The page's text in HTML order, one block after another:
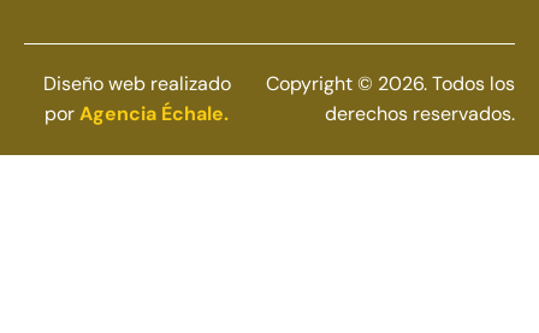
Diseño web realizado
porAgencia Échale.
Copyright © 2026. Todos los
derechos reservados.